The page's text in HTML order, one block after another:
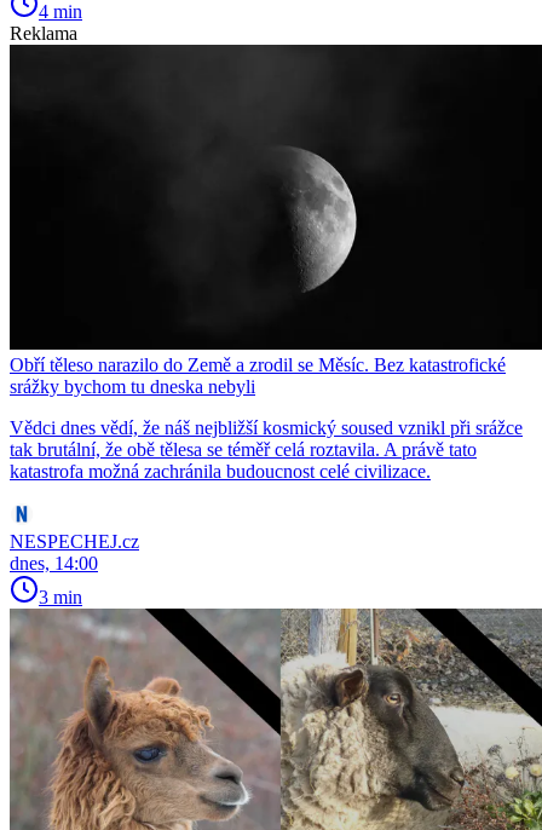
4 min
Reklama
Obří těleso narazilo do Země a zrodil se Měsíc. Bez katastrofické
srážky bychom tu dneska nebyli
Vědci dnes vědí, že náš nejbližší kosmický soused vznikl při srážce
tak brutální, že obě tělesa se téměř celá roztavila. A právě tato
katastrofa možná zachránila budoucnost celé civilizace.
NESPECHEJ.cz
dnes, 14:00
3 min